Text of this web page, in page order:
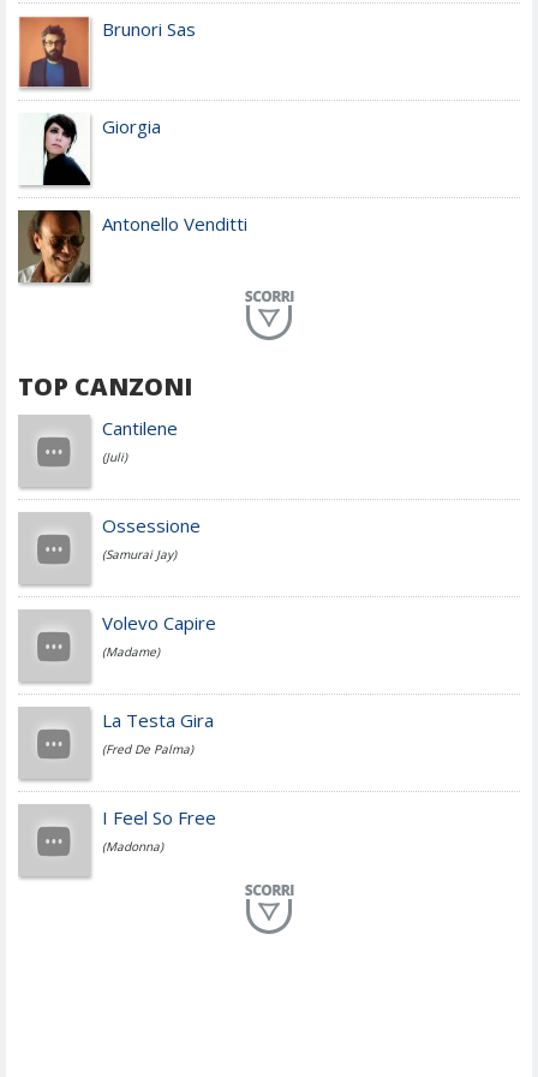
Brunori Sas
Giorgia
Antonello Venditti
Achille Lauro
Cesare Cremonini
Jovanotti
Fedez
Simone Cristicchi
TOP CANZONI
Cantilene
(Juli)
Ossessione
(Samurai Jay)
Volevo Capire
(Madame)
La Testa Gira
(Fred De Palma)
I Feel So Free
(Madonna)